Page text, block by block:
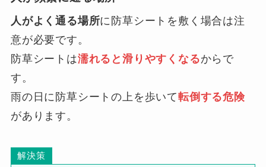
人がよく通る場所に防草シートを敷く場合は注
意が必要です。
防草シートは濡れると滑りやすくなるからで
す。
雨の日に防草シートの上を歩いて転倒する危険
があります。
解決策